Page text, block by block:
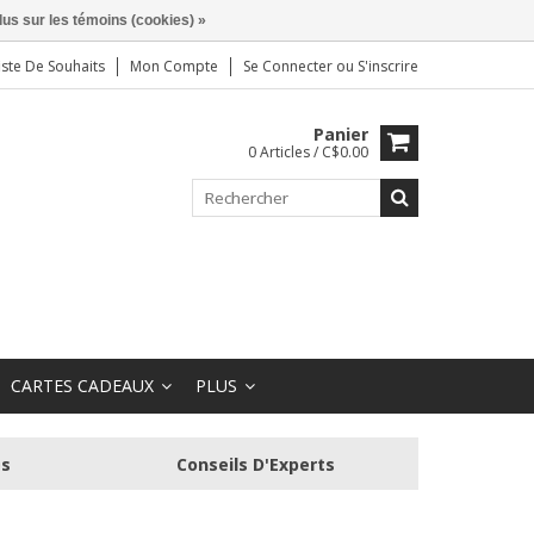
De Souhaits Mon Compte Se Connecter ou S'inscrire
Panier
0 Articles / C$0.00
CARTES CADEAUX PLUS
Conseils D'Experts
sur les témoins (cookies) »